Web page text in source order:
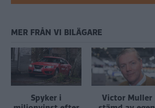
MER FRÅN VI BILÄGARE
Spyker i
Victor Muller